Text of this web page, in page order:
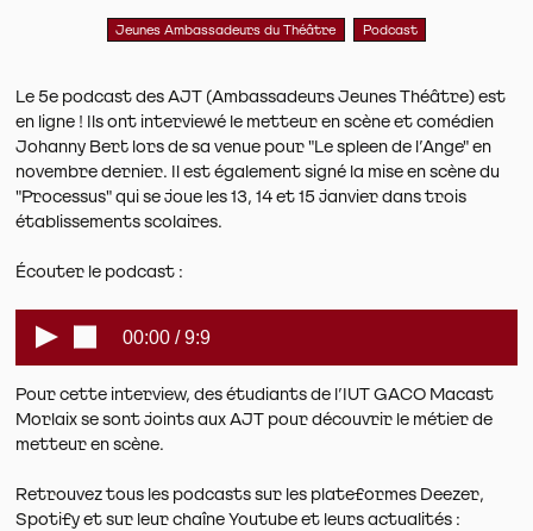
Jeunes Ambassadeurs du Théâtre Podcast
Le 5e podcast des AJT (Ambassadeurs Jeunes Théâtre) est
en ligne ! Ils ont interviewé le metteur en scène et comédien
Johanny Bert lors de sa venue pour "Le spleen de l’Ange" en
novembre dernier. Il est également signé la mise en scène du
"Processus" qui se joue les 13, 14 et 15 janvier dans trois
établissements scolaires.
Écouter le podcast :
00:00 / 9:9
Pour cette interview, des étudiants de l’IUT GACO Macast
Morlaix se sont joints aux AJT pour découvrir le métier de
metteur en scène.
Retrouvez tous les podcasts sur les plateformes Deezer,
Spotify et sur leur chaîne Youtube et leurs actualités :